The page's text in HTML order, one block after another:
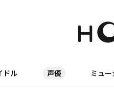
ドル 声優 ミュ